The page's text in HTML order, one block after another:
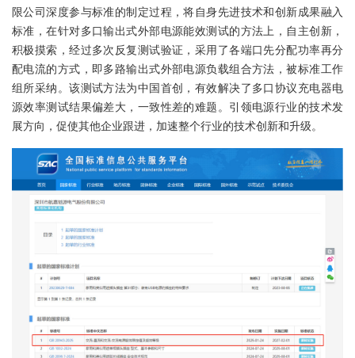
限公司深度参与标准的制定过程，将自身先进技术和创新成果融入
标准，在针对多口输出式外部电源能效测试的方法上，自主创新，
积极摸索，经过多次反复测试验证，采用了各端口先分配功率再分
配电流的方式，即多路输出式外部电源负载组合方法，被标准工作
组所采纳。该测试方法为中国首创，有效解决了多口协议充电器电
源效率测试结果偏差大，一致性差的难题。引领电源行业的技术发
展方向，促使其他企业跟进，加速整个行业的技术创新和升级。